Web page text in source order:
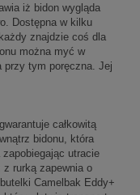
iż bidon wygląda
Dostępna w kilku
znajdzie coś dla
można myć w
przy tym poręczna. Jej
całkowitą
bidonu, która
utracie
rurką zapewnia o
Camelbak Eddy+